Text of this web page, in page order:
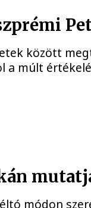
között
a múlt
módon